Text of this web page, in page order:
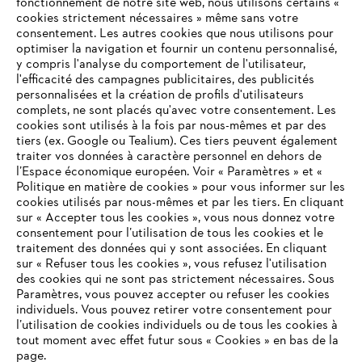
L'Entreprise
STIHL FAQ
Contact
Politique de protection des données
VOTRE NAVIGATEUR INTERNET
N'EST PLUS PRIS EN CHARGE
Vous utilisez un navigateur Internet que nous ne prenons plus
en charge, et certaines fonctionnalités de notre site ne
peuvent fonctionner correctement. Pour une utilisation
cookies strictement nécessaires » même sans votre
consentement. Les autres cookies que nous utilisons pour
optimiser la navigation et fournir un contenu personnalisé,
y compris l'analyse du comportement de l'utilisateur,
l'efficacité des campagnes publicitaires, des publicités
personnalisées et la création de profils d'utilisateurs
complets, ne sont placés qu'avec votre consentement. Les
cookies sont utilisés à la fois par nous-mêmes et par des
tiers (ex. Google ou Tealium). Ces tiers peuvent également
traiter vos données à caractère personnel en dehors de
l’Espace économique européen. Voir « Paramètres » et «
Politique en matière de cookies » pour vous informer sur les
cookies utilisés par nous-mêmes et par les tiers. En cliquant
sur « Accepter tous les cookies », vous nous donnez votre
consentement pour l’utilisation de tous les cookies et le
traitement des données qui y sont associées. En cliquant
sur « Refuser tous les cookies », vous refusez l'utilisation
des cookies qui ne sont pas strictement nécessaires. Sous
Paramètres, vous pouvez accepter ou refuser les cookies
individuels. Vous pouvez retirer votre consentement pour
l’utilisation de cookies individuels ou de tous les cookies à
tout moment avec effet futur sous « Cookies » en bas de la
page.